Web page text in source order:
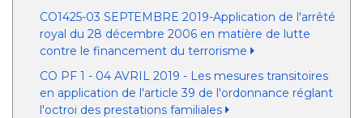
CO1425-03 SEPTEMBRE 2019-Application de l'arrêté
royal du 28 décembre 2006 en matière de lutte
contre le financement du terrorisme
CO PF 1 - 04 AVRIL 2019 - Les mesures transitoires
en application de l'article 39 de l'ordonnance réglant
l'octroi des prestations familiales